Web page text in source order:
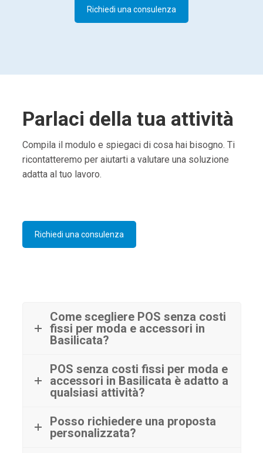
Richiedi una consulenza
Parlaci della tua attività
Compila il modulo e spiegaci di cosa hai bisogno. Ti
ricontatteremo per aiutarti a valutare una soluzione
adatta al tuo lavoro.
Richiedi una consulenza
Come scegliere POS senza costi
fissi per moda e accessori in
Basilicata?
POS senza costi fissi per moda e
accessori in Basilicata è adatto a
qualsiasi attività?
Posso richiedere una proposta
personalizzata?